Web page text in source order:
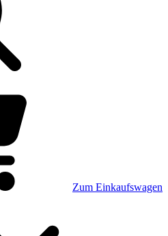
Zum Einkaufswagen